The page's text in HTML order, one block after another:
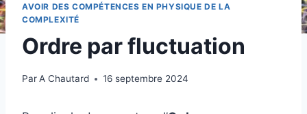
AVOIR DES COMPÉTENCES EN PHYSIQUE DE LA
COMPLEXITÉ
Ordre par fluctuation
ParA Chautard 16 septembre 2024